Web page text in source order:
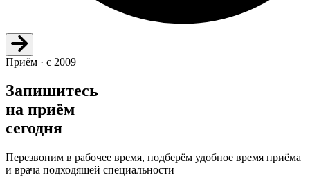
Приём · с 2009
Запишитесь
на приём
сегодня
Перезвоним в рабочее время, подберём удобное время приёма
и врача подходящей специальности